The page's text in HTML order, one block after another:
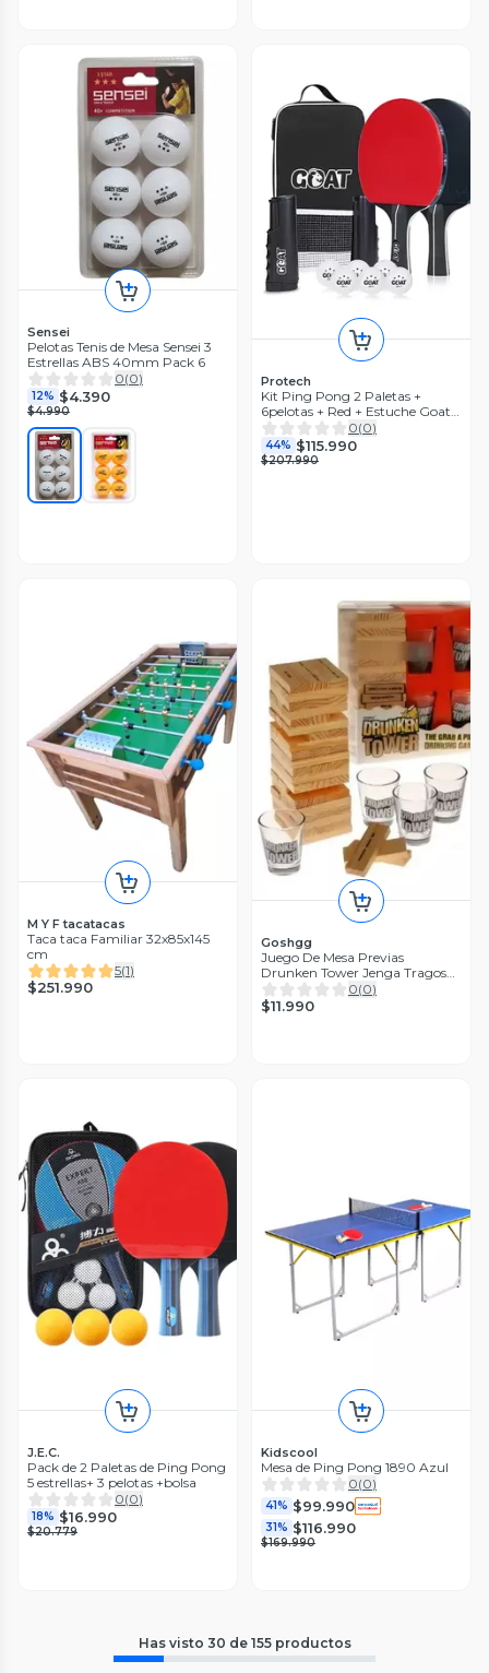
Sensei
Pelotas Tenis de Mesa Sensei 3
Estrellas ABS 40mm Pack 6
0(0)
12% $4.390
$4.990
Protech
Kit Ping Pong 2 Paletas +
6pelotas + Red + Estuche Goat
/r&r
0(0)
44% $115.990
$207.990
M Y F tacatacas
Taca taca Familiar 32x85x145
cm
5(1)
$251.990
Goshgg
Juego De Mesa Previas
Drunken Tower Jenga Tragos
Bebida Full
0(0)
$11.990
J.E.C.
Pack de 2 Paletas de Ping Pong
5 estrellas+ 3 pelotas +bolsa
0(0)
18% $16.990
$20.779
Kidscool
Mesa de Ping Pong 1890 Azul
0(0)
41% $99.990
31% $116.990
$169.990
Has visto 30 de 155 productos